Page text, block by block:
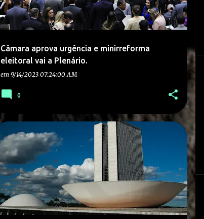
Câmara aprova urgência e minirreforma
eleitoral vai a Plenário.
em 9/14/2023 07:24:00 AM
0